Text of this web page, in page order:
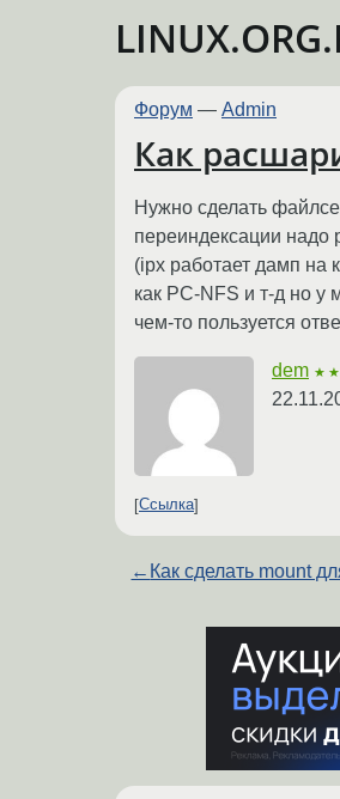
Форум — Admin
Как
Нужно сделать
переиндексации надо
(ipx работает дамп на
как PC-NFS и т-д но у
чем-то пользуется
dem ★★
Ссылка
← Как сделать mount